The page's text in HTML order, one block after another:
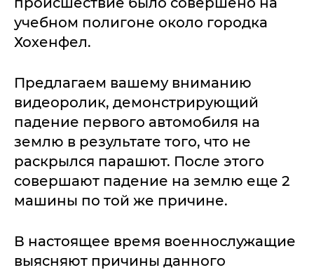
учебном полигоне около городка
Хохенфел.
Предлагаем вашему вниманию
видеоролик, демонстрирующий
падение первого автомобиля на
землю в результате того, что не
раскрылся парашют. После этого
совершают падение на землю еще 2
машины по той же причине.
В настоящее время военнослужащие
выясняют причины данного